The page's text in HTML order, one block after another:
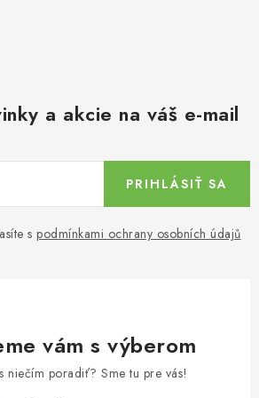
a akcie na váš e-mail
s podmínkami ochrany osobních údajů
PRIHLÁSIŤ SA
vám s výberom
niečím poradiť? Sme tu pre vás!